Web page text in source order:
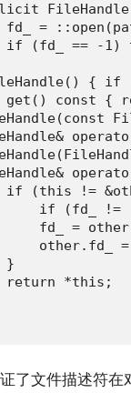
fd_ =
if (fd_ == -1)
{ if
get() const {
if (this !=
if (fd_ !=
fd_ =
other.fd_ =
}
return *this;
证了文件描述符